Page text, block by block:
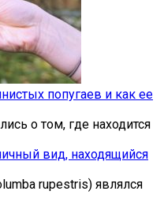
попугаев и как ее
о том, где находится
вид, находящийся
rupestris) являлся